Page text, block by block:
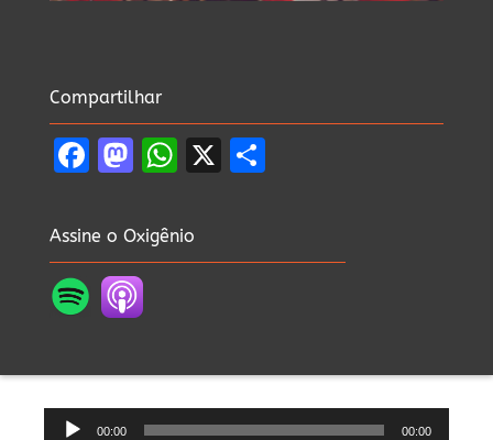
Compartilhar
Facebook
Mastodon
WhatsApp
X
Assine o Oxigênio
Tocador00:00 00:00